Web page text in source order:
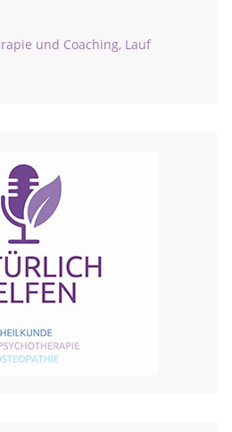
und Coaching, Lauf